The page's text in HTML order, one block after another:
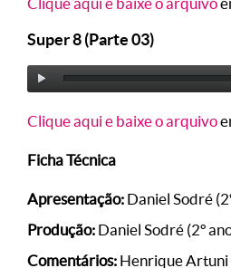
Super 8 (Parte 03)
Clique aqui e baixe o arquivo
Ficha Técnica
Apresentação: Daniel Sodré
Produção: Daniel Sodré (2º
Comentários: Henrique Artuni